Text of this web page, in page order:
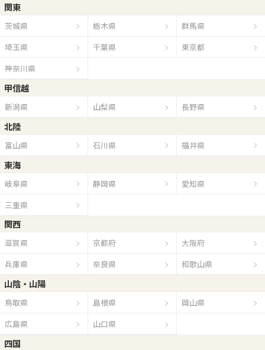
関東
茨城県 栃木県
群馬県
埼玉県
千葉県
東京都
神奈川県
甲信越
新潟県 山梨県 長野県
北陸
富山県 石川県 福井県
東海
岐阜県 静岡県
愛知県
三重県
関西
滋賀県 京都府
大阪府
兵庫県
奈良県 和歌山県
山陰・山陽
鳥取県 島根県
岡山県
広島県
山口県
四国